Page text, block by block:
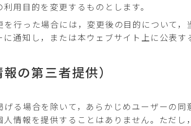
用目的を変更するものとします。
を行った場合には，変更後の目的について，
に通知し，または本ウェブサイト上に公表す
の第三者提供）
げる場合を除いて，あらかじめユーザーの同
人情報を提供することはありません。ただし